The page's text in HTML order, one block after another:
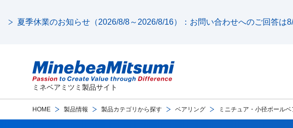
夏季休業のお知らせ（2026/8/8～2026/8/16）：お問い合わせへのご回答は
ミネベアミツミ製品サイト
HOME 製品情報 製品カテゴリから探す ベアリング ミニチュア・小径ボール